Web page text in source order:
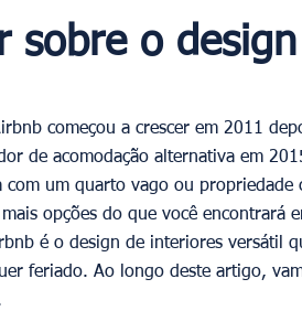
sobre o
começou a crescer em 2011
de acomodação alternativa em
com um quarto vago ou
opções do que você encontrará
é o design de interiores versátil
feriado. Ao longo deste artigo,